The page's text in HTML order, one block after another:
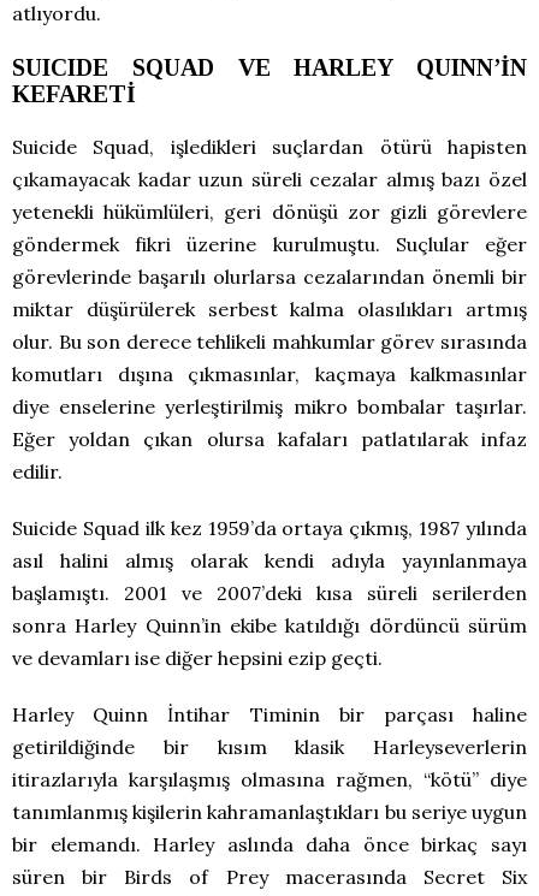
atlıyordu.
SUICIDE SQUAD VE HARLEY QUINN’İN
KEFARETİ
Suicide Squad, işledikleri suçlardan ötürü hapisten
çıkamayacak kadar uzun süreli cezalar almış bazı özel
yetenekli hükümlüleri, geri dönüşü zor gizli görevlere
göndermek fikri üzerine kurulmuştu. Suçlular eğer
görevlerinde başarılı olurlarsa cezalarından önemli bir
miktar düşürülerek serbest kalma olasılıkları artmış
olur. Bu son derece tehlikeli mahkumlar görev sırasında
komutları dışına çıkmasınlar, kaçmaya kalkmasınlar
diye enselerine yerleştirilmiş mikro bombalar taşırlar.
Eğer yoldan çıkan olursa kafaları patlatılarak infaz
edilir.
Suicide Squad ilk kez 1959’da ortaya çıkmış, 1987 yılında
asıl halini almış olarak kendi adıyla yayınlanmaya
başlamıştı. 2001 ve 2007’deki kısa süreli serilerden
sonra Harley Quinn’in ekibe katıldığı dördüncü sürüm
ve devamları ise diğer hepsini ezip geçti.
Harley Quinn İntihar Timinin bir parçası haline
getirildiğinde bir kısım klasik Harleyseverlerin
itirazlarıyla karşılaşmış olmasına rağmen, “kötü” diye
tanımlanmış kişilerin kahramanlaştıkları bu seriye uygun
bir elemandı. Harley aslında daha önce birkaç sayı
süren bir Birds of Prey macerasında Secret Six